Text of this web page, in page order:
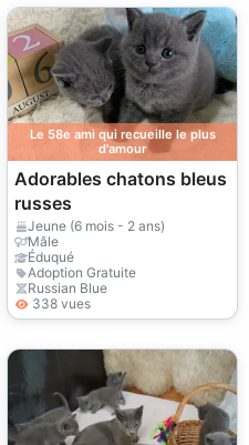
Le 58e ami qui recueille le plus
d'amour
Adorables chatons bleus
russes
Jeune (6 mois - 2 ans)
Mâle
Éduqué
Adoption Gratuite
Russian Blue
338 vues